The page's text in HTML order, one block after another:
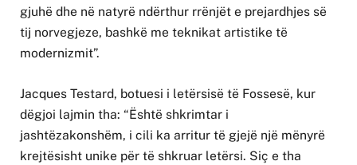
gjuhë dhe në natyrë ndërthur rrënjët e prejardhjes së
tij norvegjeze, bashkë me teknikat artistike të
modernizmit”.
Jacques Testard, botuesi i letërsisë të Fossesë, kur
dëgjoi lajmin tha: “Është shkrimtar i
jashtëzakonshëm, i cili ka arritur të gjejë një mënyrë
krejtësisht unike për të shkruar letërsi. Siç e tha